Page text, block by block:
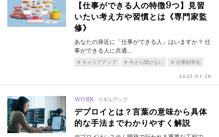
【仕事ができる人の特徴9つ】見習
いたい考え方や習慣とは《専門家監
修》
あなたの身近に「仕事ができる人」はいますか？ 仕
事ができる人に共通…
キャリアアップ 今さら聞けない 仕事効率化
2025.03.26
WORK スキルアップ
デプロイとは？言葉の意味から具体
的な手法までわかりやすく解説